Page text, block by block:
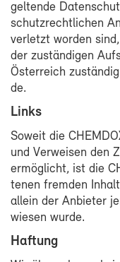
gel­ten­de
schutz­recht­li­chen
ver­letzt wor­den
der zu­stän­di­gen
Ös­ter­reich
de.
Links
So­weit die
und Ver­wei­sen den
er­mög­licht, ist die
te­nen frem­den
al­lein der An­bie­ter
wie­sen wur­de.
Haf­tung